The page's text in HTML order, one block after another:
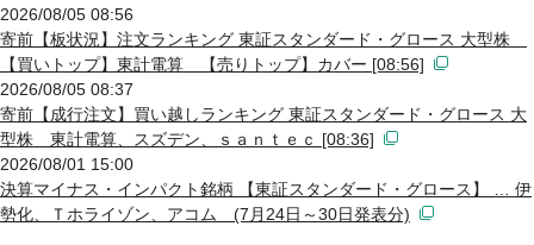
2026/08/05 08:56
寄前【板状況】注文ランキング 東証スタンダード・グロース 大型株
【買いトップ】東計電算 【売りトップ】カバー [08:56]
2026/08/05 08:37
寄前【成行注文】買い越しランキング 東証スタンダード・グロース 大
型株 東計電算、スズデン、ｓａｎｔｅｃ [08:36]
2026/08/01 15:00
決算マイナス・インパクト銘柄 【東証スタンダード・グロース】 … 伊
勢化、Ｔホライゾン、アコム (7月24日～30日発表分)